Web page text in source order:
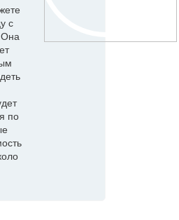
с
Она
по